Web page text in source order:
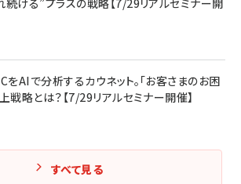
AIで分析するカウネット。「お客さまのお困
戦略とは？【7/29リアルセミナー開催】
すべて見る